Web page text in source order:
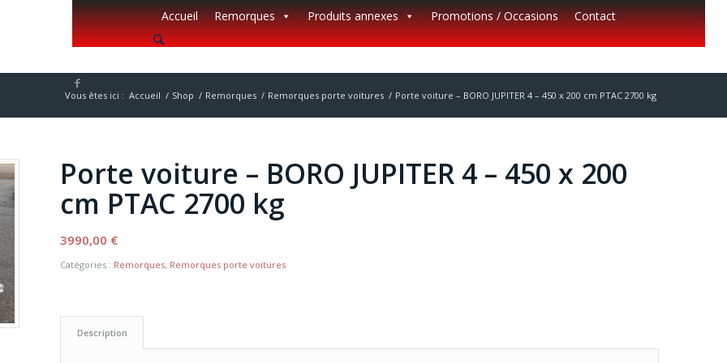
Accueil Remorques Produits annexes Promotions / Occasions Contact
Vous êtes ici : Accueil / Shop / Remorques / Remorques porte voitures / Porte voiture – BORO JUPITER 4 – 450 x 200 cm PTAC 2700 kg
Porte voiture – BORO JUPITER 4 – 450 x 200
cm PTAC 2700 kg
3990,00 €
Catégories : Remorques, Remorques porte voitures
Description